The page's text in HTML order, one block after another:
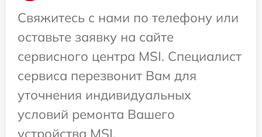
Свяжитесь с нами по телефону или
оставьте заявку на сайте
сервисного центра MSI. Специалист
сервиса перезвонит Вам для
уточнения индивидуальных
условий ремонта Вашего
устройства MSI.